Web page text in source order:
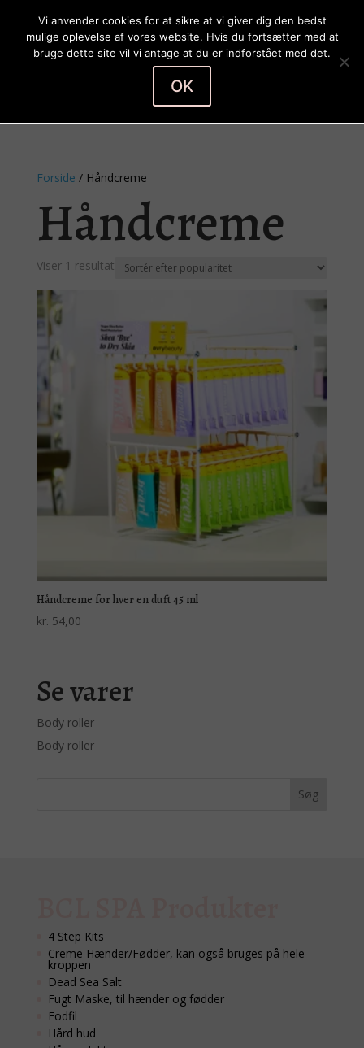
Forside / Håndcreme
Håndcreme
Viser 1 resultat
Håndcreme for hver en duft 45 ml
kr. 54,00
Se varer
Body roller
Body roller
4 Step Kits
Creme Hænder/Fødder, kan også bruges på hele
kroppen
Dead Sea Salt
Fugt Maske, til hænder og fødder
Fodfil
Hård hud
Vi anvender cookies for at sikre at vi giver dig den bedst
mulige oplevelse af vores website. Hvis du fortsætter med at
bruge dette site vil vi antage at du er indforstået med det.
OK